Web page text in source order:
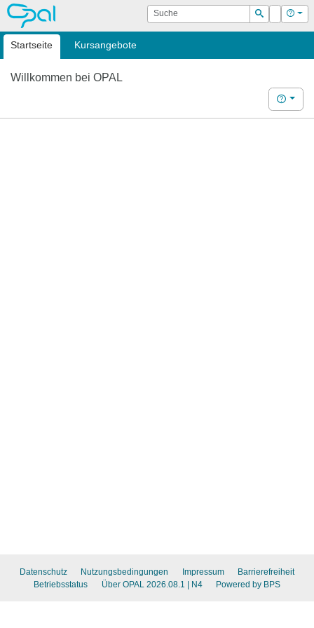
OPAL Suche
Suchen
Login Hilfe
Startseite Kursangebote
Willkommen bei OPAL
Hilfe
Datenschutz Nutzungsbedingungen Impressum
Barrierefreiheit
Betriebsstatus
Über OPAL 2026.08.1 | N4 Powered by BPS